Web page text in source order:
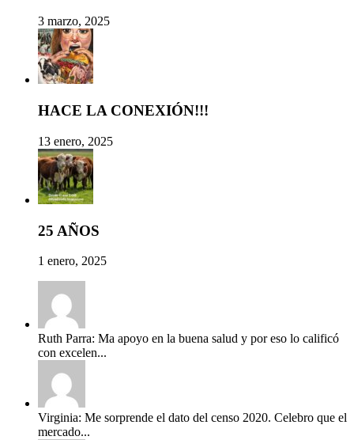
3 marzo, 2025
HACE LA CONEXIÓN!!!
13 enero, 2025
25 AÑOS
1 enero, 2025
Ruth Parra: Ma apoyo en la buena salud y por eso lo calificó
con excelen...
Virginia: Me sorprende el dato del censo 2020. Celebro que el
mercado...